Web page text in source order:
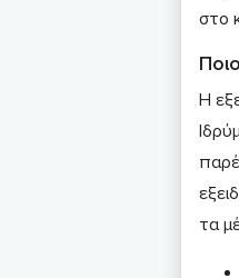
στο
Η
τα